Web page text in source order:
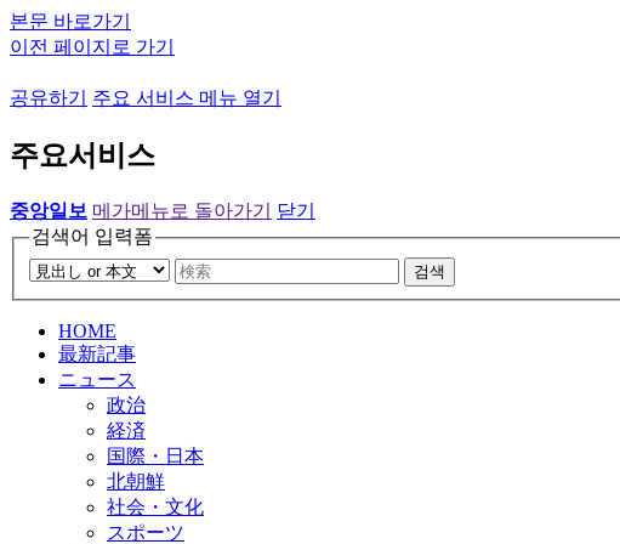
본문 바로가기
이전 페이지로 가기
공유하기 주요 서비스 메뉴 열기
주요서비스
중앙일보 메가메뉴로 돌아가기
닫기
검색어 입력폼
검색
HOME
最新記事
ニュース
政治
経済
国際・日本
北朝鮮
社会・文化
スポーツ